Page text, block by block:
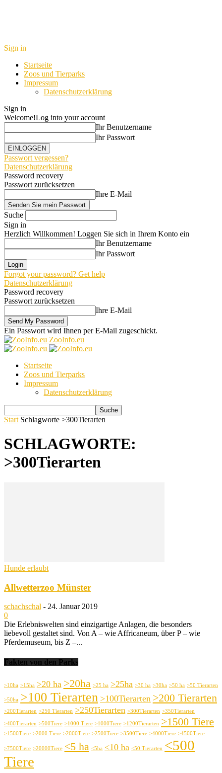
Sign in
Startseite
Zoos und Tierparks
Impressum
Datenschutzerklärung
Sign in
Welcome!Log into your account
Ihr Benutzername
Ihr Passwort
Passwort vergessen?
Datenschutzerklärung
Password recovery
Passwort zurücksetzen
Ihre E-Mail
Suche
Sign in
Herzlich Willkommen! Loggen Sie sich in Ihrem Konto ein
Ihr Benutzername
Ihr Passwort
Forgot your password? Get help
Datenschutzerklärung
Password recovery
Passwort zurücksetzen
Ihre E-Mail
Ein Passwort wird Ihnen per E-Mail zugeschickt.
ZooInfo.eu
Startseite
Zoos und Tierparks
Impressum
Datenschutzerklärung
Start Schlagworte >300Tierarten
SCHLAGWORTE:
>300Tierarten
Hunde erlaubt
Allwetterzoo Münster
schachschal - 24. Januar 2019
0
Die Erlebniswelten sind einzigartige Anlagen, die besonders
liebevoll gestaltet sind. Von A – wie Affricaneum, über P – wie
Pferdemuseum, bis Z –...
Fakten von den Parks
>10ha >15ha >20 ha >20ha >25 ha >25ha >30 ha >30ha >50 ha >50 Tierarten
>50ha >100 Tierarten >100Tierarten >200 Tierarten
>200Tierarten >250 Tierarten >250Tierarten >300Tierarten >350Tierarten
>400Tierarten >500Tiere >1000 Tiere >1000Tiere >1200Tierarten >1500 Tiere
>1500Tiere >2000 Tiere >2000Tiere >2500Tiere >3500Tiere >4000Tiere >4500Tiere
>7500Tiere >20000Tiere <5 ha <5ha <10 ha <50 Tierarten <500
Tiere